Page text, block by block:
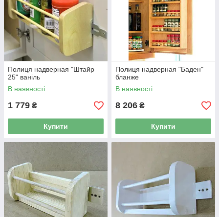
Полиця надверная "Штайр
25" ваніль
В наявності
1 779 ₴
Купити
Полиця надверная "Баден"
бланже
В наявності
8 206 ₴
Купити